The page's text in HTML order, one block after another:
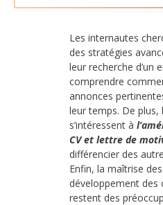
Les internautes
des stratégies
leur recherche d’un
comprendre
annonces
leur temps. De plus,
s’intéressent à
CV et lettre de
différencier des
Enfin, la maîtrise
développement des
restent des